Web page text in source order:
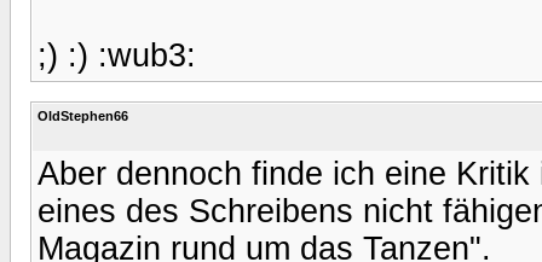
;) :) :wub3:
OldStephen66
Aber dennoch finde ich eine
eines des Schreibens nicht
Magazin rund um das Tanzen".